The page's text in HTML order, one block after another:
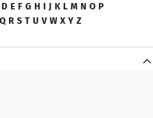
D E F G H I J K L M N O P
Q R S T U V W X Y Z